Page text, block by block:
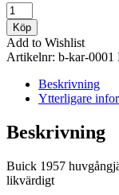
Huvgångjärn
höger
mängd
Köp
Add to Wishlist
Artikelnr: b-kar-0001
Beskrivning
Ytterligare
Beskrivning
Buick 1957
likvärdigt